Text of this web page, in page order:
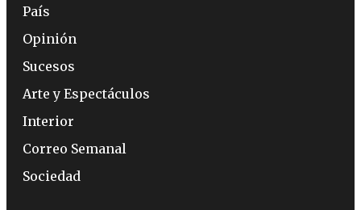
País
Opinión
Sucesos
Arte y Espectáculos
Interior
Correo Semanal
Sociedad